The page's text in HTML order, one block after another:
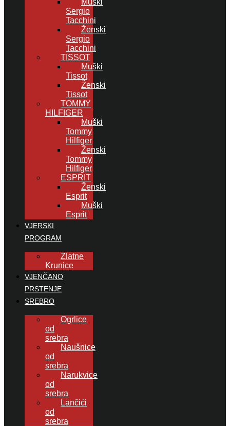
Muški
Sergio
Tacchini
Ženski
Sergio
Tacchini
TISSOT
Muški
Tissot
Ženski
Tissot
TOMMY
HILFIGER
Muški
Tommy
Hilfiger
Ženski
Tommy
Hilfiger
ESPRIT
Ženski
Esprit
Muški
Esprit
VJERSKI
PROGRAM
Zlatne
Krunice
VJENČANO
PRSTENJE
SREBRO
Ogrlice
od
srebra
Naušnice
od
srebra
Narukvice
od
srebra
Lančići
od
srebra